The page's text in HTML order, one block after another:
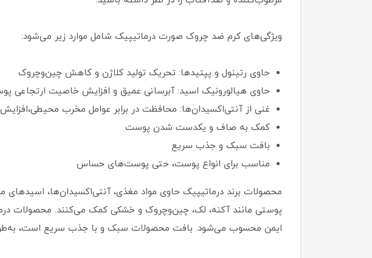
ویژگی‌های کرم ضد چروک صورت درماتیپیک شامل موارد زیر می‌شود:
حاوی رتینول و پپتیدها: تحریک تولید کلاژن و کاهش چین‌وچروک
حاوی هیالورونیک اسید: آبرسانی عمیق و افزایش خاصیت ارتجاعی
غنی از آنتی‌اکسیدان‌ها: محافظت در برابر عوامل مخرب
کمک به صاف و یکدست شدن پوست
بافت سبک و جذب سریع
مناسب برای انواع پوست، حتی پوست‌های حساس
پوستی مانند آکنه، لک، چین‌وچروک و خشکی کمک می‌کنند. محصولات
ایمن محسوب می‌شود. بافت محصولات سبک و با جذب سریع است،